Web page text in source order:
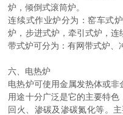
炉，倾倒式滚筒炉。
连续式作业炉分为：窑车式
炉，步进式炉，牵引式炉，
带式炉可分为：有网带式炉、
六、电热炉
电热炉可使用金属发热体或非
用途十分广泛是它的主要特色
回火、渗碳及渗碳氮化等。